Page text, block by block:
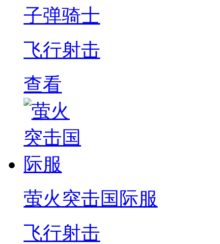
子弹骑士
飞行射击
查看
萤火突击国际服
飞行射击